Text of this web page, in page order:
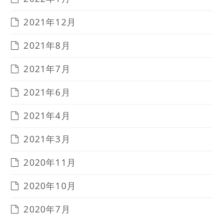
2021年12月
2021年8月
2021年7月
2021年6月
2021年4月
2021年3月
2020年11月
2020年10月
2020年7月